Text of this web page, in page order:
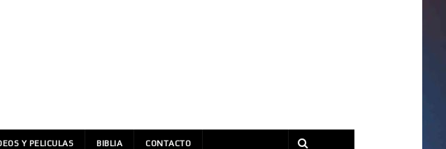
Y PELICULAS BIBLIA CONTACTO